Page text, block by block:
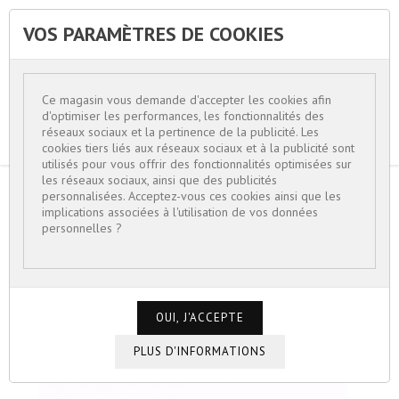
ACCUEIL
BIJOUX FEMME
BRACELETS TENDANCES 2026
VOS PARAMÈTRES DE COOKIES
Ce magasin vous demande d'accepter les cookies afin
d'optimiser les performances, les fonctionnalités des
réseaux sociaux et la pertinence de la publicité. Les
cookies tiers liés aux réseaux sociaux et à la publicité sont
utilisés pour vous offrir des fonctionnalités optimisées sur
les réseaux sociaux, ainsi que des publicités
personnalisées. Acceptez-vous ces cookies ainsi que les
implications associées à l'utilisation de vos données
personnelles ?